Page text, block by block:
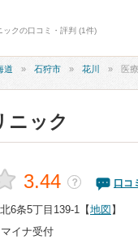
クの口コミ・評判 (1件)
道 石狩市 花川 医
ニック
3.44 ？ 口コ
6条5丁目139-1 【地図 】
マイナ受付